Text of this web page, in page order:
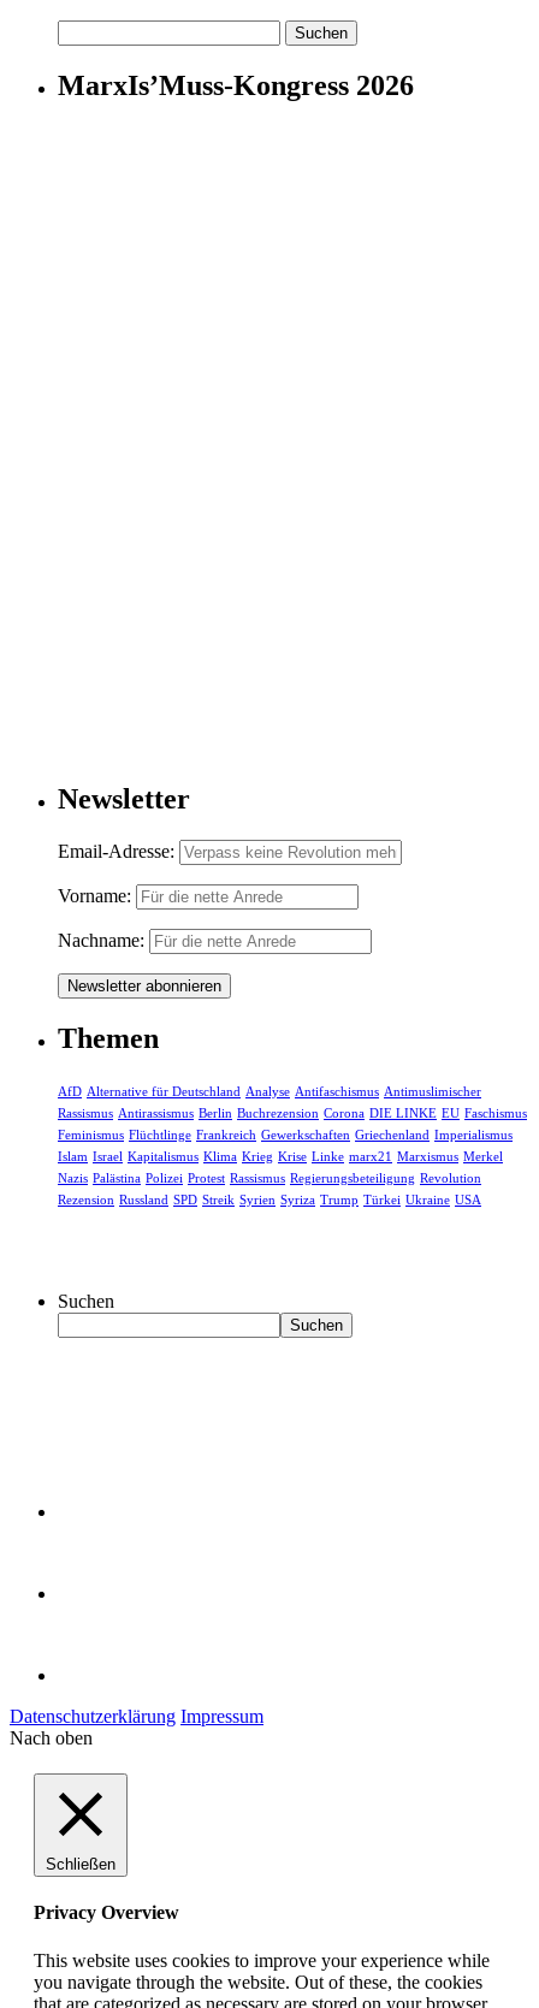
nach:
MarxIs’Muss-Kongress 2026
Newsletter
Email-Adresse:
Vorname:
Nachname:
Themen
AfD Alternative für Deutschland Analyse Antifaschismus Antimuslimischer
Rassismus Antirassismus Berlin Buchrezension Corona DIE LINKE EU Faschismus
Feminismus Flüchtlinge Frankreich Gewerkschaften Griechenland Imperialismus
Islam Israel Kapitalismus Klima Krieg Krise Linke marx21 Marxismus Merkel
Nazis Palästina Polizei Protest Rassismus Regierungsbeteiligung Revolution
Rezension Russland SPD Streik Syrien Syriza Trump Türkei Ukraine USA
Suchen
Suchen
Datenschutzerklärung Impressum
Nach oben
Schließen
Privacy Overview
This website uses cookies to improve your experience while
you navigate through the website. Out of these, the cookies
that are categorized as necessary are stored on your browser